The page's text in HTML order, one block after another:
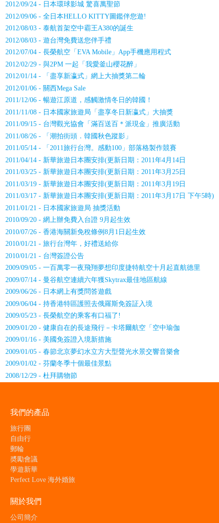
2012/09/24 - 日本環球影城 驚喜萬聖節
2012/09/06 - 全日本HELLO KITTY圖鑑伴您遊!
2012/08/03 - 泰航首架空中霸王A380的誕生
2012/08/03 - 遊台灣免費送您伴手禮
2012/07/04 - 長榮航空「EVA Mobile」App手機應用程式
2012/02/29 - 與2PM 一起「我愛釜山櫻花醉」
2012/01/14 - 「盡享新瀛式」網上大抽獎第二輪
2012/01/06 - 關西Mega Sale
2011/12/06 - 暢遊江原道，感觸激情冬日的韓國！
2011/11/08 - 日本國家旅遊局「盡享冬日新瀛式」大抽獎
2011/09/15 - 台灣觀光協會「滿百送百＊派現金」推廣活動
2011/08/26 - 「潮拍街頭．韓國秋色蹤影」
2011/05/14 - 「2011旅行台灣。感動100」部落格製作競賽
2011/04/14 - 新華旅遊日本團安排(更新日期：2011年4月14日
2011/03/25 - 新華旅遊日本團安排(更新日期：2011年3月25日
2011/03/19 - 新華旅遊日本團安排(更新日期：2011年3月19日
2011/03/17 - 新華旅遊日本團安排(更新日期：2011年3月17日 下午5時)
2011/01/21 - 日本國家旅遊局 抽獎活動
2010/09/20 - 網上辦免費入台證 9月起生效
2010/07/26 - 香港海關新免稅條例8月1日起生效
2010/01/21 - 旅行台灣年，好禮送給你
2010/01/21 - 台灣簽證公告
2009/09/05 - 一百萬零一夜飛翔夢想印度捷特航空十月起直航德里
2009/07/14 - 曼谷航空連續六年獲Skytrax最佳地區航線
2009/06/26 - 日本網上有獎問答遊戲
2009/06/04 - 持香港特區護照去俄羅斯免簽証入境
2009/05/23 - 長榮航空的乘客有口福了!
2009/01/20 - 健康自在的長途飛行－卡塔爾航空「空中瑜伽
2009/01/16 - 美國免簽證入境新措施
2009/01/05 - 春節北京夢幻水立方大型聲光水景交響音樂會
2009/01/02 - 芬蘭冬季十個最佳景點
2008/12/29 - 杜拜購物節
我們的產品
旅行團
自由行
郵輪
奬勵會議
學遊新華
Perfect Love 海外婚旅
關於我們
公司簡介